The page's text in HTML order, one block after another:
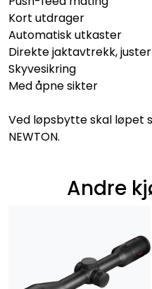
Kort utdrager
Automatisk utkaster
Direkte jaktavtrekk,
Skyvesikring
Med åpne sikter
Ved løpsbytte skal løpet
NEWTON.
Andre